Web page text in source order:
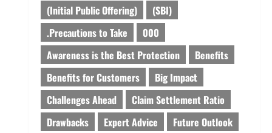
(Initial Public Offering)
(SBI)
.Precautions to Take
000
Awareness is the Best Protection
Benefits
Benefits for Customers
Big Impact
Challenges Ahead
Claim Settlement Ratio
Drawbacks
Expert Advice
Future Outlook